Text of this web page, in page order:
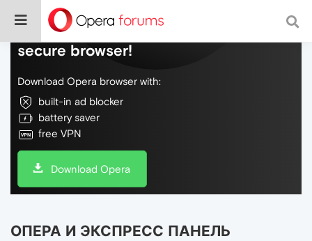
Do more on the web, with a fast and
secure browser!
Download Opera browser with:
built-in ad blocker
battery saver
free VPN
Download Opera
ОПЕРА И ЭКСПРЕСС ПАНЕЛЬ